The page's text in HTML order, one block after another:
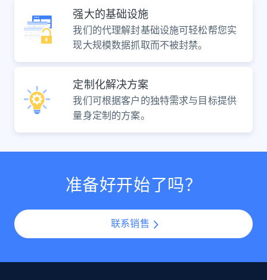
强大的基础设施
我们的代理解封基础设施可轻松帮您实
现大规模数据抓取而不被封禁。
定制化解决方案
我们可根据客户的独特需求与目标提供
量身定制的方案。
准备好开始了吗？
联系销售